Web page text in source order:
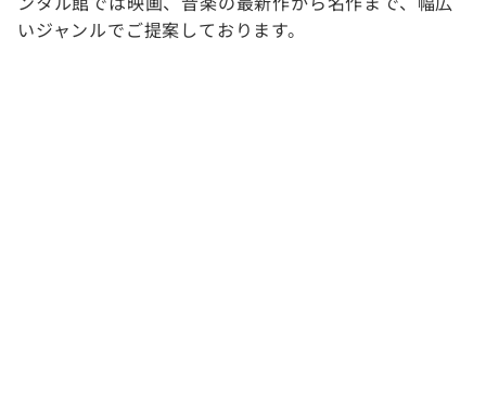
いジャンルでご提案しております。